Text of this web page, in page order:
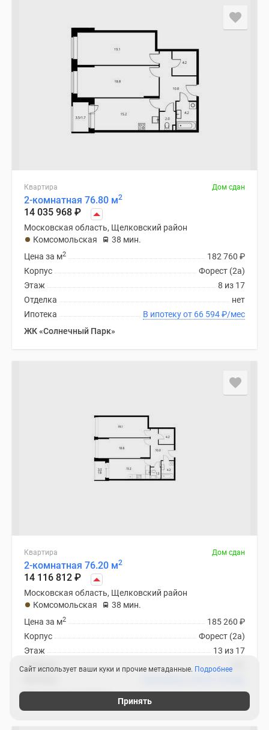
Квартира Дом сдан
2-комнатная 76.80 м2
14 035 968 ₽
Московская область, Щелковский район
Комсомольская
38 мин.
182 760 ₽
Цена за м2
Форест (2а)
Корпус
8 из 17
Этаж
нет
Отделка
В ипотеку от 66 594₽/мес
Ипотека
ЖК «Солнечный Парк»
Квартира Дом сдан
2-комнатная 76.20 м2
14 116 812 ₽
Московская область, Щелковский район
Комсомольская
38 мин.
185 260 ₽
Цена за м2
Форест (2а)
Корпус
13 из 17
Этаж
Отделка
Сайт использует ваши куки и прочие метаданные. Подробнее
Принять